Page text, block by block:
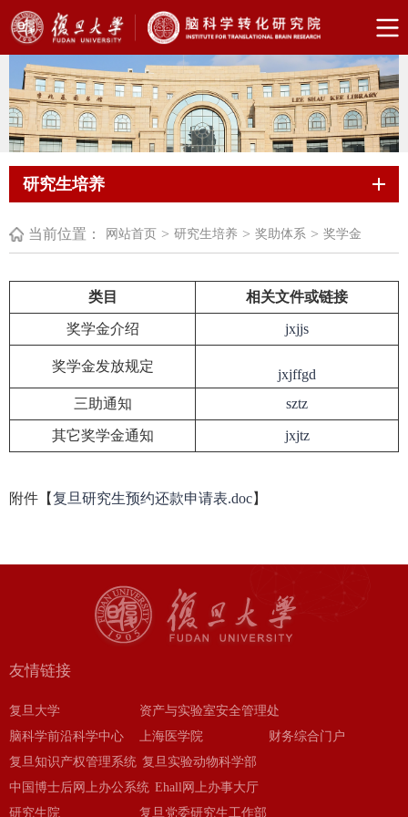
研究生培养
当前位置： 网站首页 > 研究生培养 > 奖助体系 > 奖学金
类目 相关文件或链接
奖学金介绍 jxjjs
奖学金发放规定
jxjffgd
三助通知
sztz
其它奖学金通知 jxjtz
附件【复旦研究生预约还款申请表.doc】
友情链接
复旦大学
资产与实验室安全管理处
脑科学前沿科学中心
上海医学院
财务综合门户
复旦知识产权管理系统 复旦实验动物科学部
中国博士后网上办公系统 Ehall网上办事大厅
研究生院
复旦党委研究生工作部